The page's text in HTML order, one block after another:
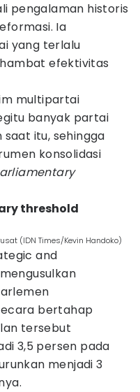
pengalaman historis
Ia
yang terlalu
efektivitas
multipartai
banyak partai
itu, sehingga
konsolidasi
threshold
(IDN Times/Kevin Handoko)
and
bertahap
tersebut
3,5 persen pada
menjadi 3